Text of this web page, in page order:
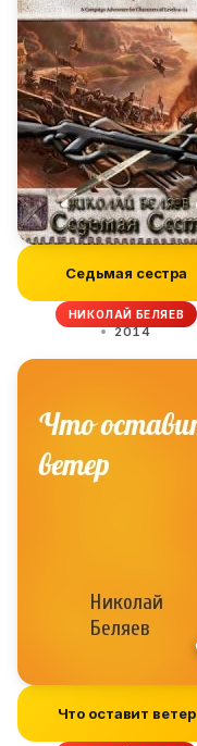
Седьмая сестра
НИКОЛАЙ БЕЛЯЕВ
2014
Что оставит ветер